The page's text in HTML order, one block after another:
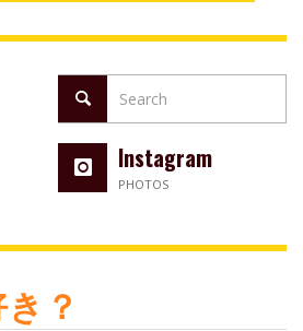
Instagram
PHOTOS
？